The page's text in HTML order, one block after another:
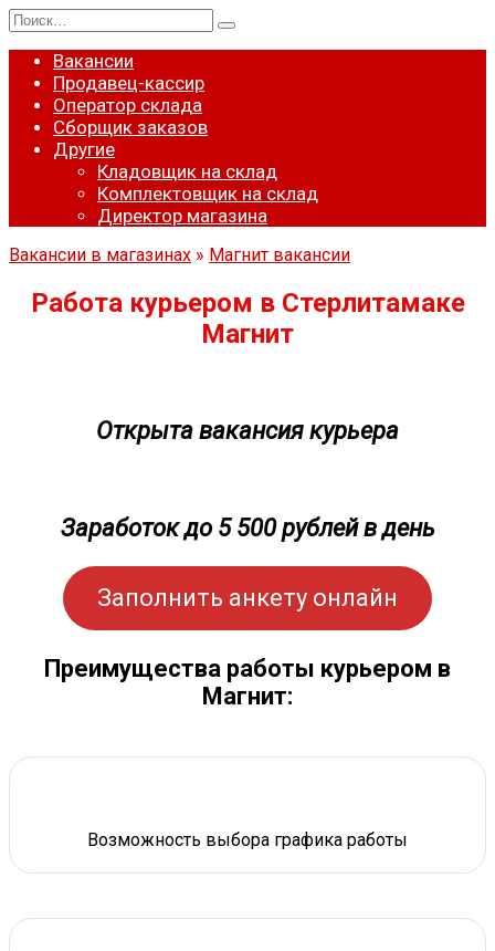
Перейти
к
содержанию
Search
for:
Вакансии
Продавец-кассир
Оператор склада
Сборщик заказов
Другие
Кладовщик на склад
Комплектовщик на склад
Директор магазина
Вакансии в магазинах » Магнит вакансии
Работа курьером в Стерлитамаке
Магнит
Открыта вакансия курьера
Заработок до 5 500 рублей в день
Заполнить анкету онлайн
Преимущества работы курьером в
Магнит:
Возможность выбора графика работы